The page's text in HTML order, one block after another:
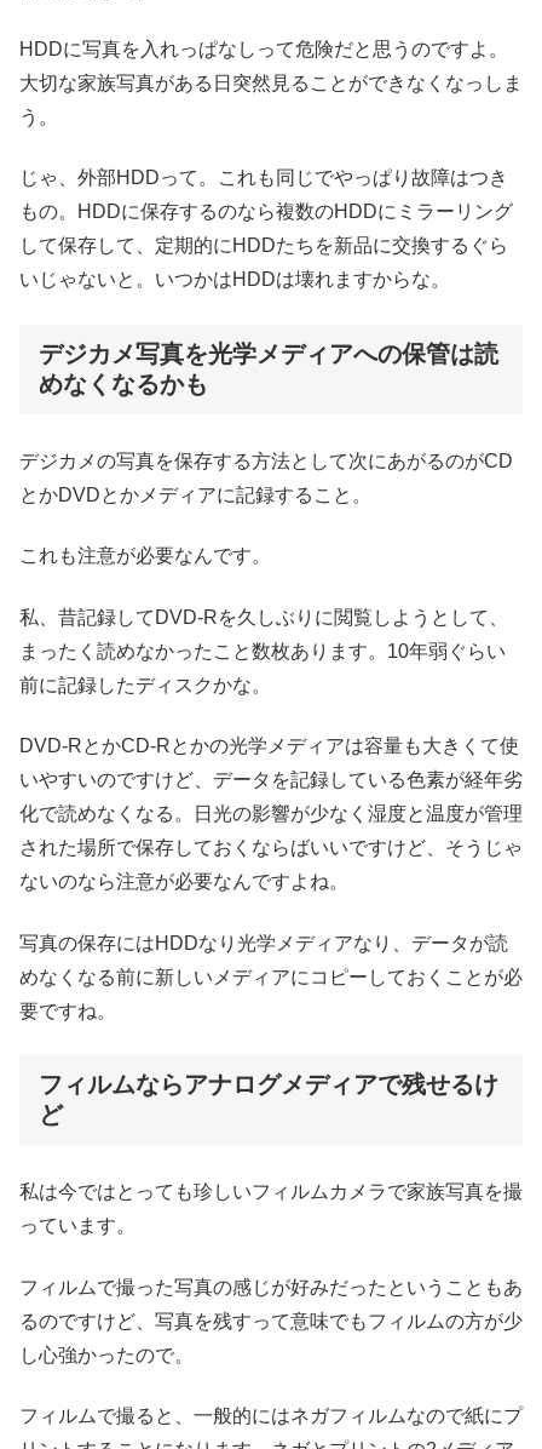
HDDに写真を入れっぱなしって危険だと思うのですよ。
大切な家族写真がある日突然見ることができなくなっしま
う。
じゃ、外部HDDって。これも同じでやっぱり故障はつき
もの。HDDに保存するのなら複数のHDDにミラーリング
して保存して、定期的にHDDたちを新品に交換するぐら
いじゃないと。いつかはHDDは壊れますからな。
デジカメ写真を光学メディアへの保管は読
めなくなるかも
デジカメの写真を保存する方法として次にあがるのがCD
とかDVDとかメディアに記録すること。
これも注意が必要なんです。
私、昔記録してDVD-Rを久しぶりに閲覧しようとして、
まったく読めなかったこと数枚あります。10年弱ぐらい
前に記録したディスクかな。
DVD-RとかCD-Rとかの光学メディアは容量も大きくて使
いやすいのですけど、データを記録している色素が経年劣
化で読めなくなる。日光の影響が少なく湿度と温度が管理
された場所で保存しておくならばいいですけど、そうじゃ
ないのなら注意が必要なんですよね。
写真の保存にはHDDなり光学メディアなり、データが読
めなくなる前に新しいメディアにコピーしておくことが必
要ですね。
フィルムならアナログメディアで残せるけ
ど
私は今ではとっても珍しいフィルムカメラで家族写真を撮
っています。
フィルムで撮った写真の感じが好みだったということもあ
るのですけど、写真を残すって意味でもフィルムの方が少
し心強かったので。
フィルムで撮ると、一般的にはネガフィルムなので紙にプ